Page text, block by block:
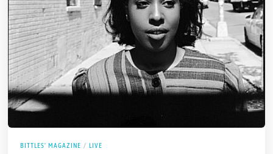
BITTLES' MAGAZINE / LIVE